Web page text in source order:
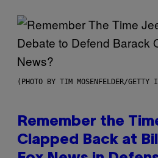
(PHOTO BY TIM MOSENFELDER/GETTY
Remember the
Clapped Back at